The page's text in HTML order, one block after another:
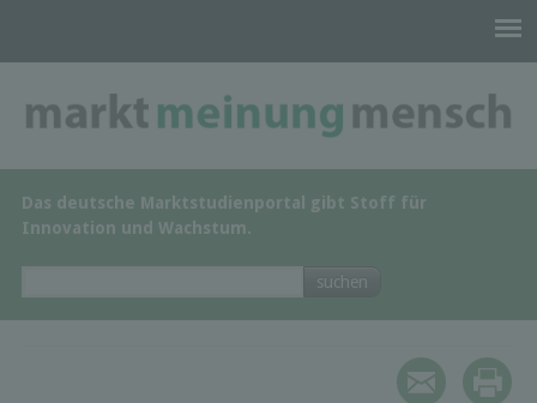
Das deutsche Marktstudienportal gibt Stoff für
Innovation und Wachstum.